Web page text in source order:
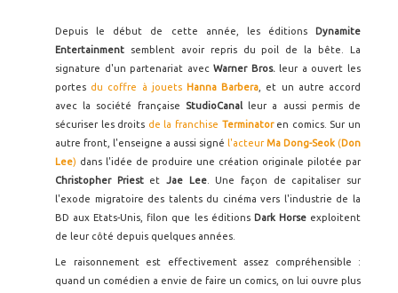
Depuis le début de cette année, les éditions Dynamite
Entertainment semblent avoir repris du poil de la bête. La
signature d'un partenariat avecWarner Bros. leur a ouvert les
portes du coffre à jouets Hanna Barbera , et un autre accord
avec la société française StudioCanalleur a aussi permis de
sécuriser les droits de la franchise Terminatoren comics. Sur un
autre front, l'enseigne a aussi signé l'acteurMa Dong-Seok (Don
Lee) dans l'idée de produire une création originale pilotée par
Christopher PriestetJae Lee. Une façon de capitaliser sur
l'exode migratoire des talents du cinéma vers l'industrie de la
BD aux Etats-Unis, filon que les éditions Dark Horseexploitent
de leur côté depuis quelques années.
Le raisonnement est effectivement assez compréhensible :
quand un comédien a envie de faire un comics, on lui ouvre plus